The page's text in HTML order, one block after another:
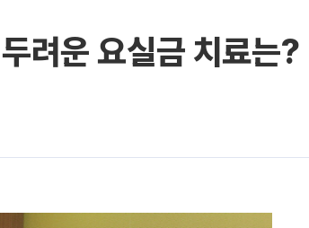
려운 요실금 치료는?